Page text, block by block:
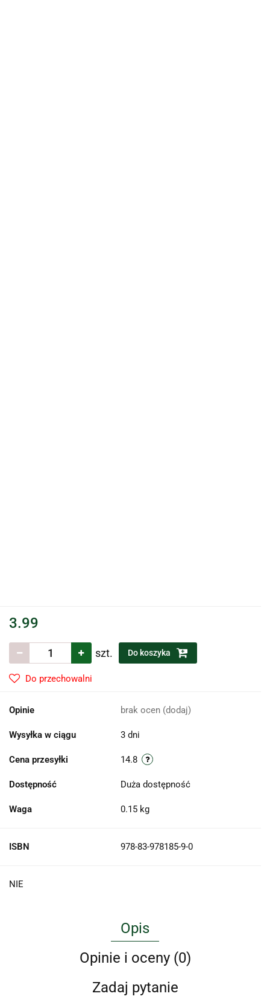
3.99
szt. Do koszyka
Do przechowalni
Opinie brak ocen (dodaj)
Wysyłka w ciągu 3 dni
Cena przesyłki 14.8
Dostępność Duża dostępność
Waga 0.15 kg
ISBN 978-83-978185-9-0
NIE
Opis
Opinie i oceny (0)
Zadaj pytanie